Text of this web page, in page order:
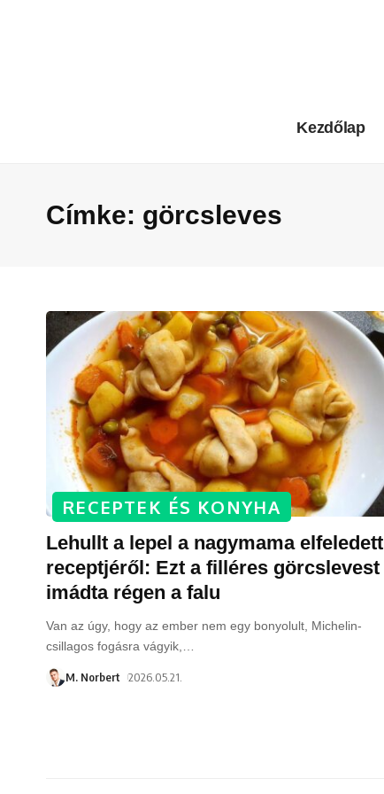
Kezdőlap
Címke: görcsleves
RECEPTEK ÉS KONYHA
Lehullt a lepel a nagymama elfeledett
receptjéről: Ezt a filléres görcslevest
imádta régen a falu
Van az úgy, hogy az ember nem egy bonyolult, Michelin-
csillagos fogásra vágyik,
M. Norbert 2026.05.21.